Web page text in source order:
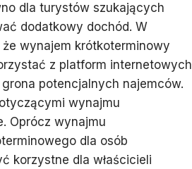
dla turystów szukających
dodatkowy dochód. W
wynajem krótkoterminowy
z platform internetowych
potencjalnych najemców.
wynajmu
Oprócz wynajmu
dla osób
korzystne dla właścicieli